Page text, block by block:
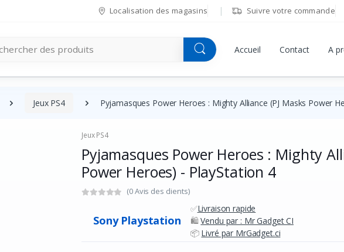
Localisation des magasins Suivre votre commande
Accueil Contact A
Jeux PS4 Pyjamasques Power Heroes : Mighty Alliance (PJ Masks Power
Jeux PS4
Pyjamasques Power Heroes : Mighty
Power Heroes) - PlayStation 4
(0 Avis des clients)
Sony Playstation
✅Livraison rapide
🛍️Vendu par : Mr Gadget CI
📦 Livré par MrGadget.ci